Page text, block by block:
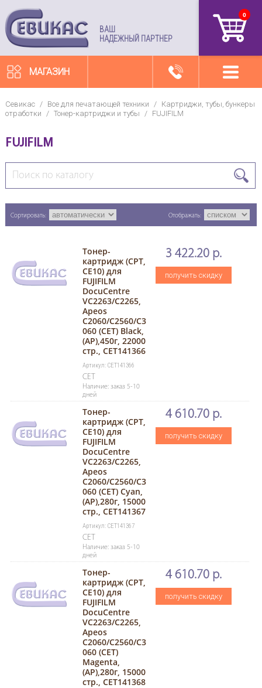
ВАШ
НАДЕЖНЫЙ ПАРТНЕР
0
МАГАЗИН
Севикас / Все для печатающей техники /
Картриджи, тубы, бункеры
отработки / Тонер-картриджи и тубы / FUJIFILM
FUJIFILM
Сортировать: Отображать:
Тонер-
картридж (CPT,
CE10) для
FUJIFILM
DocuCentre
VC2263/C2265,
Apeos
C2060/C2560/C3
060 (CET) Black,
(AP),450г, 22000
стр., CET141366
Артикул: CET141366
CET
Наличие: заказ 5-10
дней
3 422.20 р.
получить скидку
Тонер-
картридж (CPT,
CE10) для
FUJIFILM
DocuCentre
VC2263/C2265,
Apeos
C2060/C2560/C3
060 (CET) Cyan,
(AP),280г, 15000
стр., CET141367
Артикул: CET141367
CET
Наличие: заказ 5-10
дней
4 610.70 р.
получить скидку
Тонер-
картридж (CPT,
CE10) для
FUJIFILM
DocuCentre
VC2263/C2265,
Apeos
C2060/C2560/C3
060 (CET)
Magenta,
(AP),280г, 15000
стр., CET141368
4 610.70 р.
получить скидку